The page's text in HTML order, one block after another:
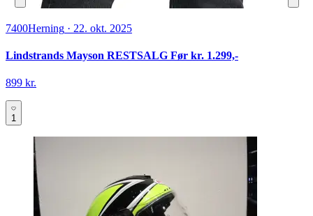
7400Herning · 22. okt. 2025
Lindstrands Mayson RESTSALG Før kr. 1.299,-
899 kr.
1